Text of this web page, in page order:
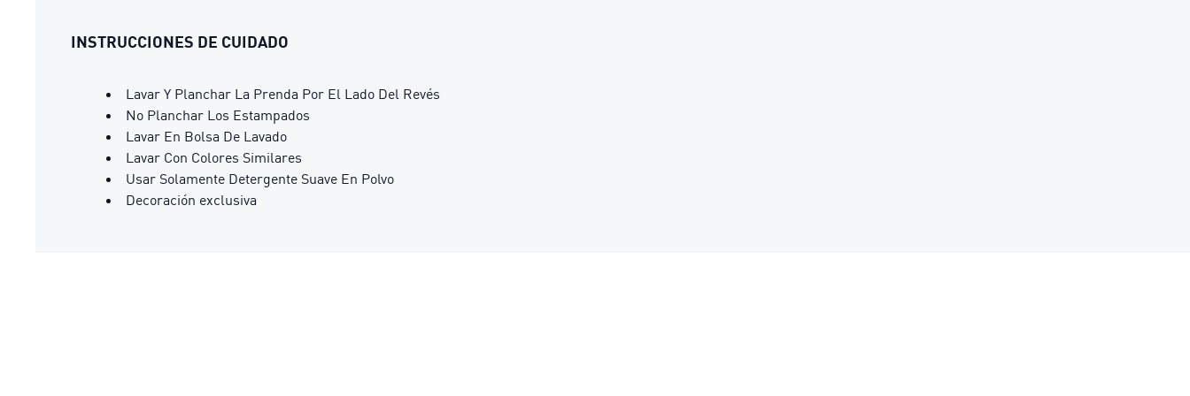
INSTRUCCIONES DE CUIDADO
Lavar Y Planchar La Prenda Por El Lado Del Revés
No Planchar Los Estampados
Lavar En Bolsa De Lavado
Lavar Con Colores Similares
Usar Solamente Detergente Suave En Polvo
Decoración exclusiva